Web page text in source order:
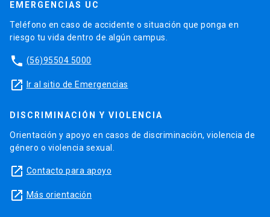
EMERGENCIAS UC
Teléfono en caso de accidente o situación que ponga en
riesgo tu vida dentro de algún campus.
phone (56)95504 5000
launch Ir al sitio de Emergencias
DISCRIMINACIÓN Y VIOLENCIA
Orientación y apoyo en casos de discriminación, violencia de
género o violencia sexual.
launch Contacto para apoyo
launch Más orientación